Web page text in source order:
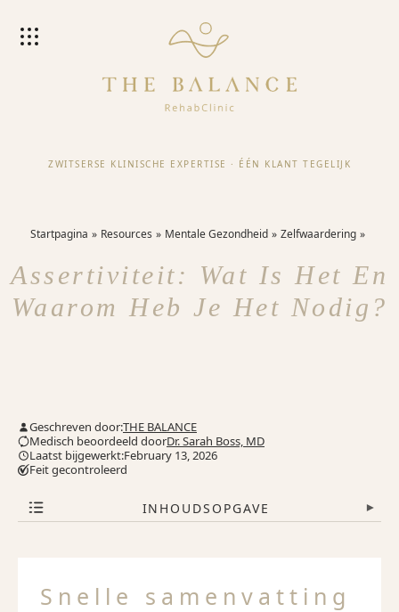
ZWITSERSE KLINISCHE EXPERTISE · ÉÉN KLANT TEGELIJK
Startpagina Resources Mentale Gezondheid Zelfwaardering
Assertiviteit: Wat Is Het En
Waarom Heb Je Het Nodig?
Geschreven door:THE BALANCE
Medisch beoordeeld doorDr. Sarah Boss, MD
Laatst bijgewerkt:February 13, 2026
Feit gecontroleerd
INHOUDSOPGAVE ▾
Snelle samenvatting